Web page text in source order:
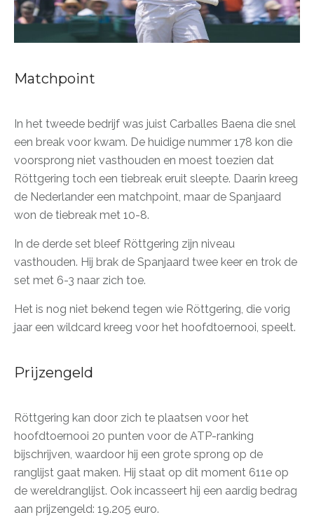
Matchpoint
In het tweede bedrijf was juist Carballes Baena die snel
een break voor kwam. De huidige nummer 178 kon die
voorsprong niet vasthouden en moest toezien dat
Röttgering toch een tiebreak eruit sleepte. Daarin kreeg
de Nederlander een matchpoint, maar de Spanjaard
won de tiebreak met 10-8.
In de derde set bleef Röttgering zijn niveau
vasthouden. Hij brak de Spanjaard twee keer en trok de
set met 6-3 naar zich toe.
Het is nog niet bekend tegen wie Röttgering, die vorig
jaar een wildcard kreeg voor het hoofdtoernooi, speelt.
Prijzengeld
Röttgering kan door zich te plaatsen voor het
hoofdtoernooi 20 punten voor de ATP-ranking
bijschrijven, waardoor hij een grote sprong op de
ranglijst gaat maken. Hij staat op dit moment 611e op
de wereldranglijst. Ook incasseert hij een aardig bedrag
aan prijzengeld: 19.205 euro.